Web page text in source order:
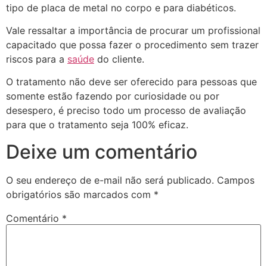
tipo de placa de metal no corpo e para diabéticos.
Vale ressaltar a importância de procurar um profissional
capacitado que possa fazer o procedimento sem trazer
riscos para a saúde do cliente.
O tratamento não deve ser oferecido para pessoas que
somente estão fazendo por curiosidade ou por
desespero, é preciso todo um processo de avaliação
para que o tratamento seja 100% eficaz.
Deixe um comentário
O seu endereço de e-mail não será publicado. Campos
obrigatórios são marcados com *
Comentário *